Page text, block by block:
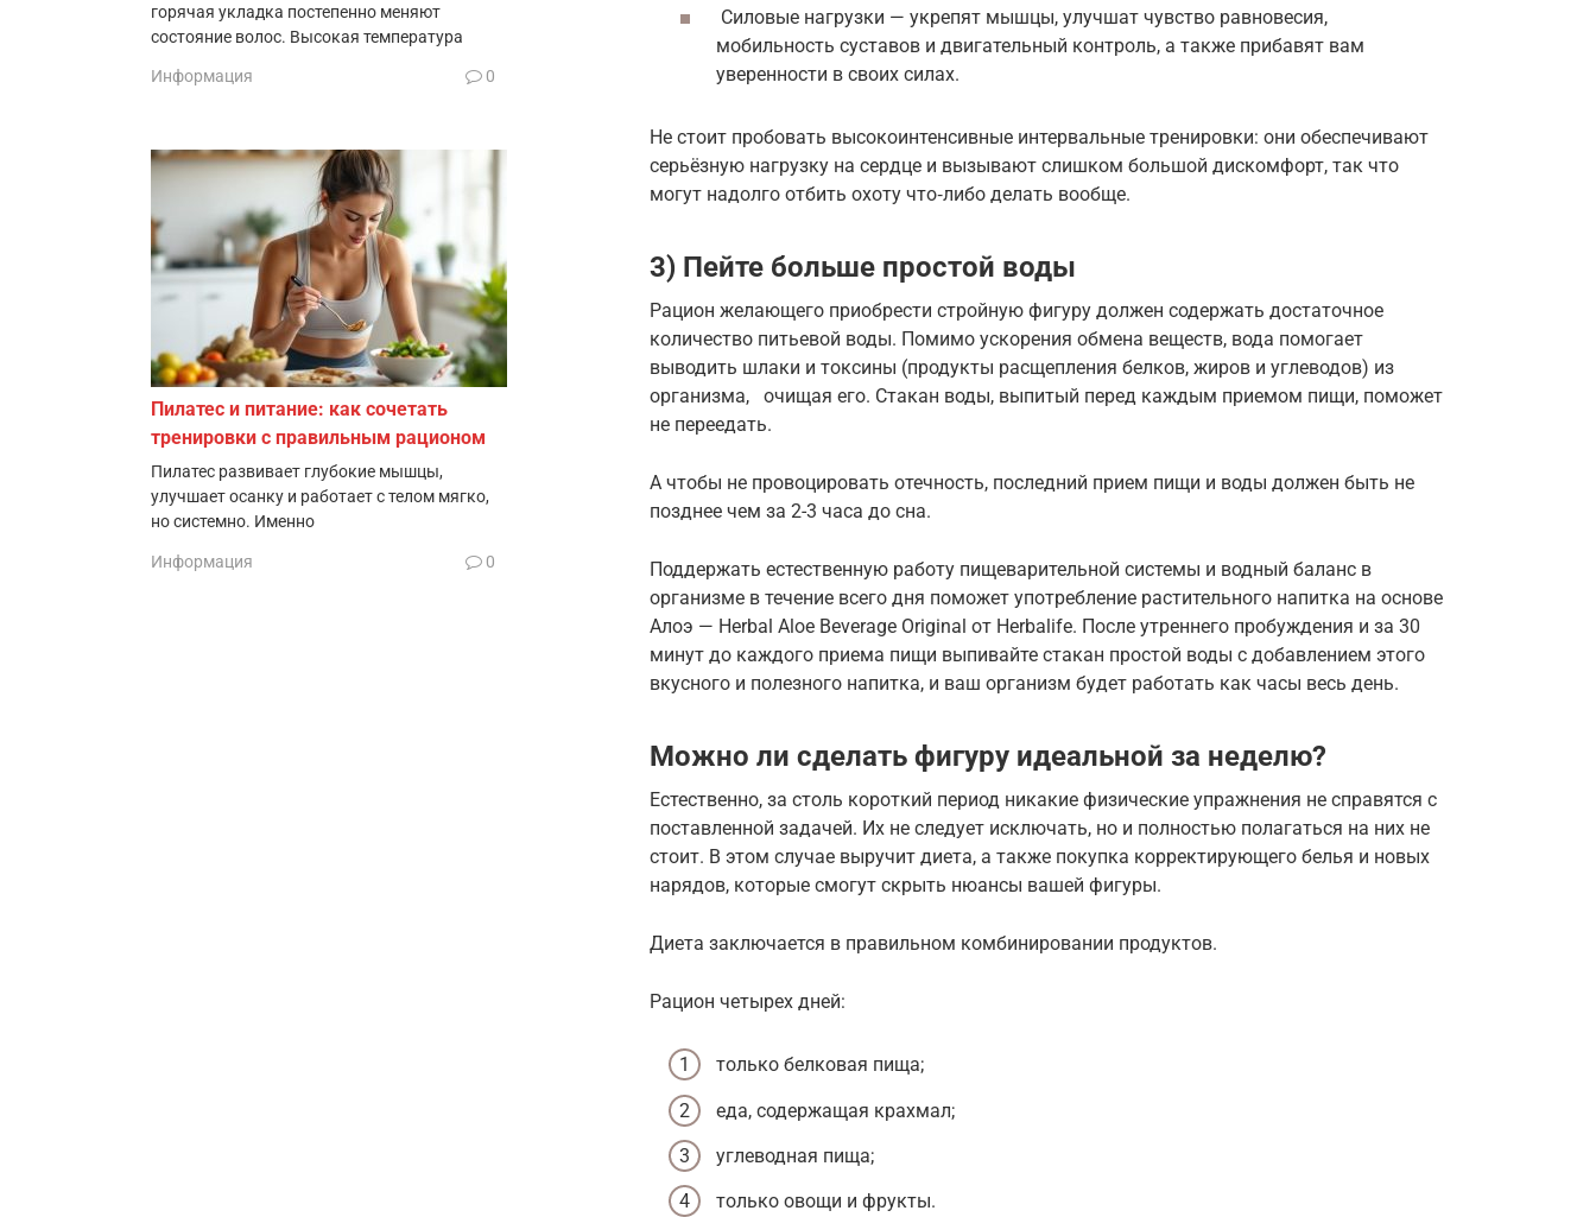
Силовые нагрузки — укрепят мышцы, улучшат чувство равновесия,
мобильность суставов и двигательный контроль, а также прибавят вам
уверенности в своих силах.
Не стоит пробовать высокоинтенсивные интервальные тренировки: они обеспечивают
серьёзную нагрузку на сердце и вызывают слишком большой дискомфорт, так что
могут надолго отбить охоту что‑либо делать вообще.
3) Пейте больше простой воды
Рацион желающего приобрести стройную фигуру должен содержать достаточное
количество питьевой воды. Помимо ускорения обмена веществ, вода помогает
выводить шлаки и токсины (продукты расщепления белков, жиров и углеводов) из
организма, очищая его. Стакан воды, выпитый перед каждым приемом пищи, поможет
не переедать.
А чтобы не провоцировать отечность, последний прием пищи и воды должен быть не
позднее чем за 2-3 часа до сна.
Поддержать естественную работу пищеварительной системы и водный баланс в
организме в течение всего дня поможет употребление растительного напитка на основе
Алоэ — Herbal Aloe Beverage Original от Herbalife. После утреннего пробуждения и за 30
минут до каждого приема пищи выпивайте стакан простой воды с добавлением этого
вкусного и полезного напитка, и ваш организм будет работать как часы весь день.
Можно ли сделать фигуру идеальной за неделю?
Естественно, за столь короткий период никакие физические упражнения не справятся с
поставленной задачей. Их не следует исключать, но и полностью полагаться на них не
стоит. В этом случае выручит диета, а также покупка корректирующего белья и новых
нарядов, которые смогут скрыть нюансы вашей фигуры.
Диета заключается в правильном комбинировании продуктов.
Рацион четырех дней:
только белковая пища;
еда, содержащая крахмал;
углеводная пища;
только овощи и фрукты.
горячая укладка постепенно меняют
состояние волос. Высокая температура
Информация 0
Пилатес и питание: как сочетать
тренировки с правильным рационом
Пилатес развивает глубокие мышцы,
улучшает осанку и работает с телом мягко,
но системно. Именно
Информация 0